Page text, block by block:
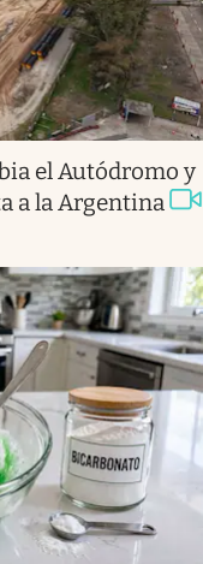
el Autódromo y
a la Argentina